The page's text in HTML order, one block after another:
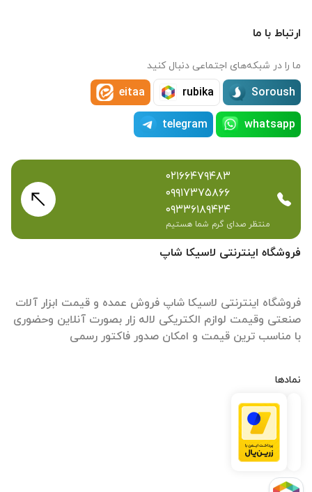
فروشگاه اینترنتی لاسیکا شاپ
فروشگاه اینترنتی لاسیکا شاپ فروش عمده و قیمت ابزار آلات
صنعتی وقیمت لوازم الکتریکی لاله زار بصورت آنلاین وحضوری
با مناسب ترین قیمت و امکان صدور فاکتور رسمی
نمادها
ارتباط با ما
ما را در شبکه‌های اجتماعی دنبال کنید
Soroush
rubika
eitaa
whatsapp
telegram
۰۲۱۶۶۴۷۹۴۸۳
۰۹۹۱۷۳۷۵۸۶۶
۰۹۳۳۶۱۸۹۴۲۴
منتظر صدای گرم شما هستیم